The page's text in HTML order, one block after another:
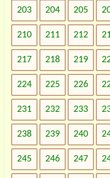
203 204 205
210 211 212
217 218 219
224 225 226
231 232 233
238 239 240
245 246 247